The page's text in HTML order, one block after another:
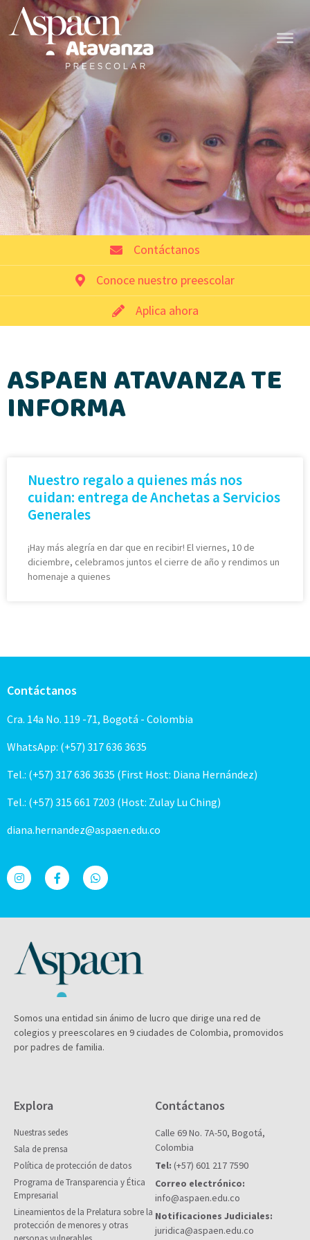
Contáctanos
Conoce nuestro preescolar
Aplica ahora
ASPAEN ATAVANZA TE
INFORMA
Nuestro regalo a quienes más nos
cuidan: entrega de Anchetas a Servicios
Generales
¡Hay más alegría en dar que en recibir! El viernes, 10 de
diciembre, celebramos juntos el cierre de año y rendimos un
homenaje a quienes
Contáctanos
Cra. 14a No. 119 -71, Bogotá - Colombia
WhatsApp: (+57) 317 636 3635
Tel.: (+57) 317 636 3635 (First Host: Diana Hernández)
Tel.: (+57) 315 661 7203 (Host: Zulay Lu Ching)
diana.hernandez@aspaen.edu.co
Somos una entidad sin ánimo de lucro que dirige una red de
colegios y preescolares en 9 ciudades de Colombia, promovidos
por padres de familia.
Explora
Nuestras sedes
Sala de prensa
Política de protección de datos
Programa de Transparencia y Ética
Empresarial
Lineamientos de la Prelatura sobre la
protección de menores y otras
Contáctanos
Calle 69 No. 7A-50, Bogotá,
Colombia
Tel: (+57) 601 217 7590
Correo electrónico:
info@aspaen.edu.co
Notificaciones Judiciales:
juridica@aspaen.edu.co